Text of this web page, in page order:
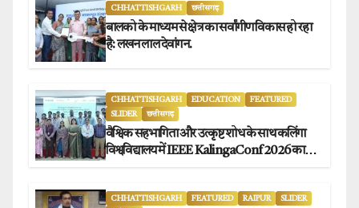
CHHATTISHGARH छत्तीसगढ़
बालको के माध्यम से क्षेत्र का सर्वांगीण विकास हो रहा
है: लखन लाल देवांगन.
CHHATTISHGARH EDUCATION
FEATURED
SLIDER
छत्तीसगढ़
वैश्विक सहभागिता और उत्कृष्ट शोध के साथ कलिंगा
विश्वविद्यालय में IEEE KalingaConf 2026 का
CHHATTISHGARH FEATURED RAIPUR
SLIDER